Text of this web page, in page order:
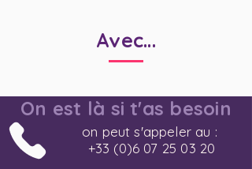
Avec...
On est là si t'as besoin
on peut s'appeler au :
+33 (0)6 07 25 03 20